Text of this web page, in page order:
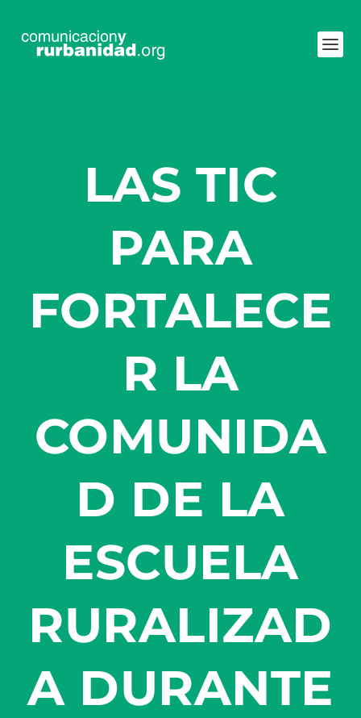
LAS TIC
PARA
FORTALECE
R LA
COMUNIDA
D DE LA
ESCUELA
RURALIZAD
A DURANTE